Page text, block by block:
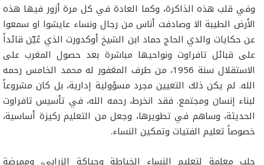
وفي قلب هذه الذاكرة، وكما العادة في كل مرة أزور فيها هذه
الأرض الطيبة الا وصادفت أناس من رجال ونساء عايشوا او سمعوا
عن حكايات والدي الحاج حماد ابن الشيخ أوكدورت الذي عُيّن قائداً
على قبائل تافراوت ونواحيها مباشرة بعد حصول المغرب على
الاستقلال سنة 1956، من طرف المغفور له محمد الخامس رحمه
الله. لم يكن ذلك التعيين مجرد مسؤولية إدارية، بل كان مشروعاً
لبناء إنسان ومجتمع. فقد انخرط، رحمه الله، في تأسيس تافراوت
الحديثة، وساهم في تطويرها، وجعل من التعليم ركيزة أساسية،
خصوصاً تعليم الفتيات وتمكين النساء.
جلب معلمة لتعليم النساء الخياطة وحياكة الزرابي، وممرضة